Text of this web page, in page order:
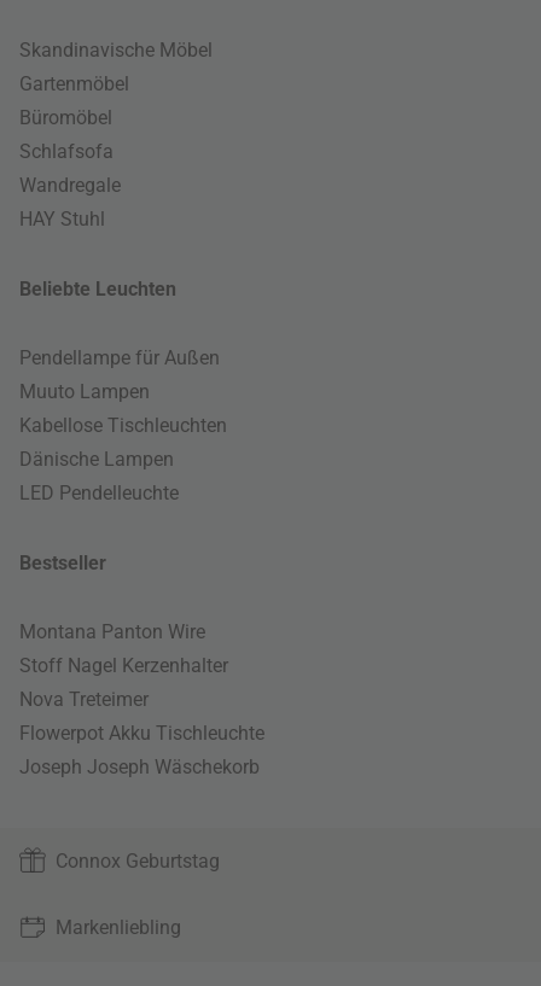
Skandinavische Möbel
Gartenmöbel
Büromöbel
Schlafsofa
Wandregale
HAY Stuhl
Beliebte Leuchten
Pendellampe für Außen
Muuto Lampen
Kabellose Tischleuchten
Dänische Lampen
LED Pendelleuchte
Bestseller
Montana Panton Wire
Stoff Nagel Kerzenhalter
Nova Treteimer
Flowerpot Akku Tischleuchte
Joseph Joseph Wäschekorb
Connox Geburtstag
Markenliebling